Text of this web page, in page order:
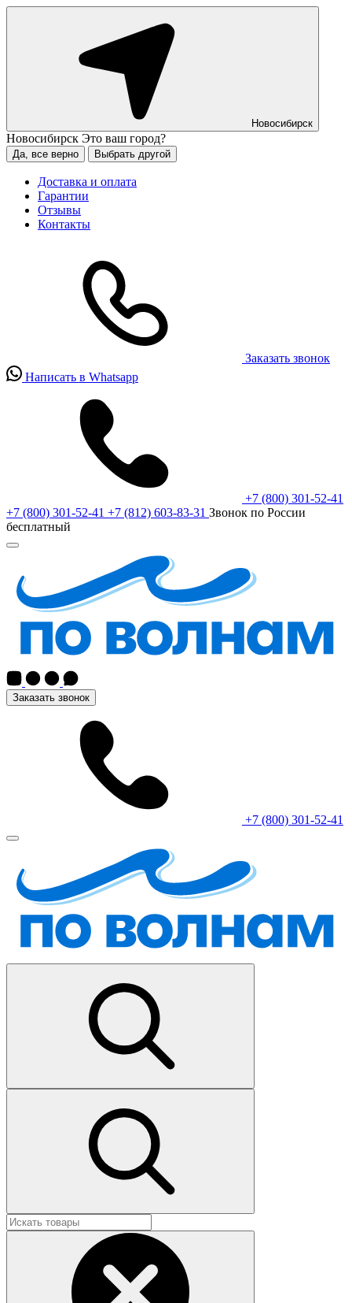
Новосибирск
Новосибирск Это ваш город?
Да, все верно Выбрать другой
Доставка и оплата
Гарантии
Отзывы
Контакты
Заказать звонок
Написать в Whatsapp
+7 (800) 301-52-41
+7 (800) 301-52-41 +7 (812) 603-83-31 Звонок по России
бесплатный
Заказать звонок
+7 (800) 301-52-41